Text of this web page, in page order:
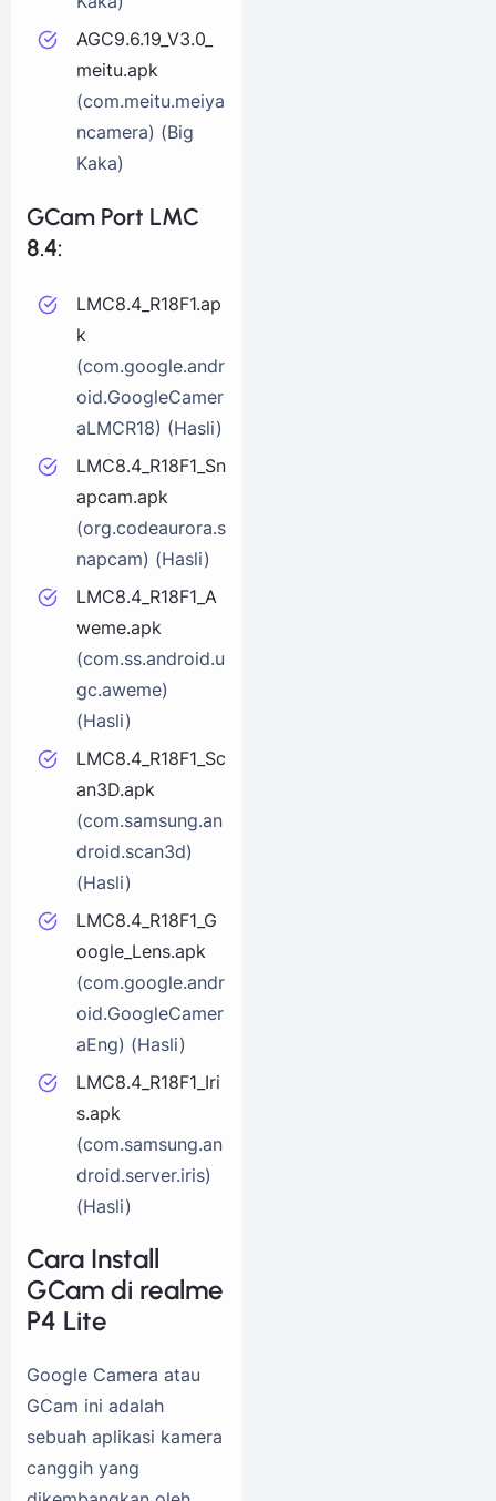
AGC9.6.19_V3.0_
meitu.apk
(com.meitu.meiya
ncamera) (Big
Kaka)
GCam Port LMC
8.4:
LMC8.4_R18F1.ap
k
(com.google.andr
oid.GoogleCamer
aLMCR18) (Hasli)
LMC8.4_R18F1_Sn
apcam.apk
(org.codeaurora.s
napcam) (Hasli)
LMC8.4_R18F1_A
weme.apk
(com.ss.android.u
gc.aweme)
(Hasli)
LMC8.4_R18F1_Sc
an3D.apk
(com.samsung.an
droid.scan3d)
(Hasli)
LMC8.4_R18F1_G
oogle_Lens.apk
(com.google.andr
oid.GoogleCamer
aEng) (Hasli)
LMC8.4_R18F1_Iri
s.apk
(com.samsung.an
droid.server.iris)
(Hasli)
Cara Install
GCam di realme
P4 Lite
Google Camera atau
GCam ini adalah
sebuah aplikasi kamera
canggih yang